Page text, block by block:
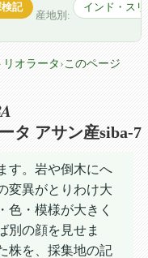
記
産地別:
インド・ス
オラータ ›このページ
タ アサン産siba-7
す。岩や倒木にへ
変異がとりわけ大
色・模様が大きく
別の顔を見せま
株を、採集地の記